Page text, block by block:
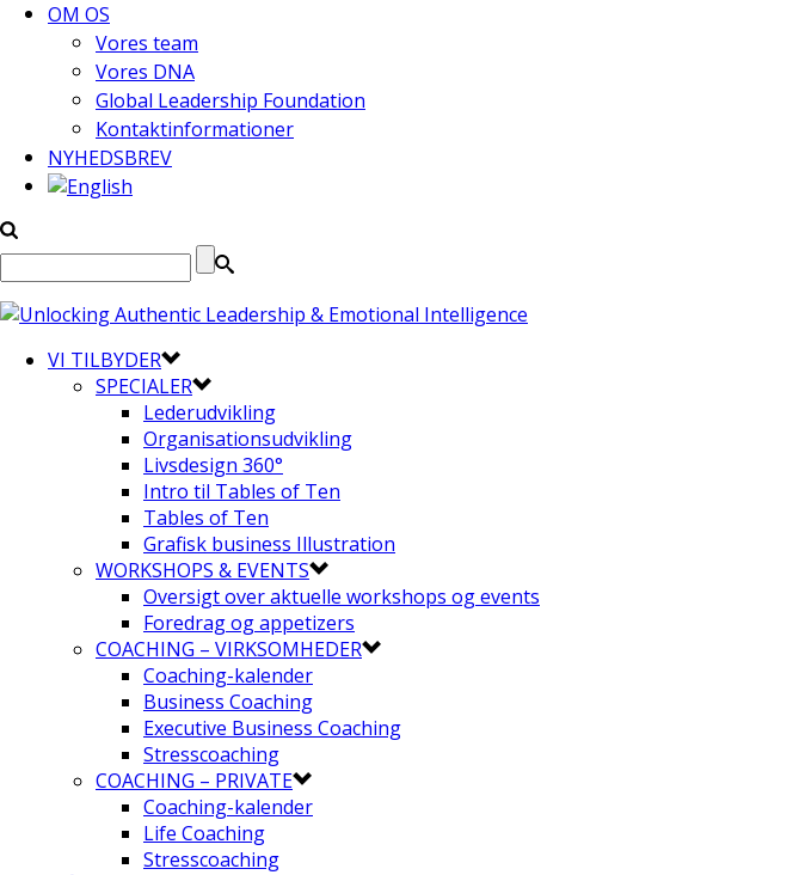
OM OS
Vores team
Vores DNA
Global Leadership Foundation
Kontaktinformationer
NYHEDSBREV
VI TILBYDER
SPECIALER
Lederudvikling
Organisationsudvikling
Livsdesign 360°
Intro til Tables of Ten
Tables of Ten
Grafisk business Illustration
WORKSHOPS & EVENTS
Oversigt over aktuelle workshops og events
Foredrag og appetizers
COACHING – VIRKSOMHEDER
Coaching-kalender
Business Coaching
Executive Business Coaching
Stresscoaching
COACHING – PRIVATE
Coaching-kalender
Life Coaching
Stresscoaching